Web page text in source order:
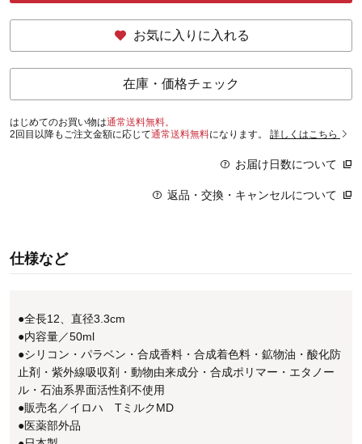
お気に入りに入れる
在庫・価格チェック
はじめてのお買い物は通常送料無料。
2回目以降もご注文金額に応じて通常送料無料になります。 詳しくはこちら
お届け日数について
返品・交換・キャンセルについて
仕様など
●全長12、直径3.3cm
●内容量／50ml
●シリコン・パラベン・合成香料・合成着色料・鉱物油・酸化防
止剤・紫外線吸収剤・動物由来成分・合成ポリマー・エタノー
ル・石油系界面活性剤不使用
●販売名／イロハ TミルクMD
●医薬部外品